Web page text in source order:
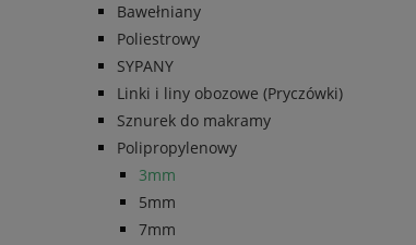
Bawełniany
Poliestrowy
SYPANY
Linki i liny obozowe (Pryczówki)
Sznurek do makramy
Polipropylenowy
3mm
5mm
7mm